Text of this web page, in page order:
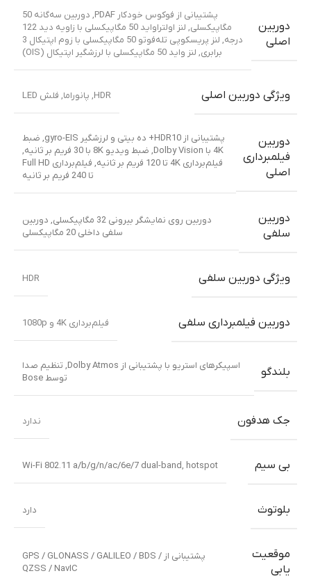
دوربین
اصلی
پشتیبانی از فوکوس خودکار PDAF ,
دوربین سه‌گانه 50
مگاپیکسلی,
لنز اولتراواید 50 مگاپیکسلی با زاویه دید 122
درجه,
لنز پریسکوپی تله‌فوتو 50 مگاپیکسلی با زوم اپتیکال 3
برابری, لنز واید 50 مگاپیکسلی با لرزشگیر اپتیکال (OIS)
ویژگی دوربین اصلی HDR
, پانوراما, فلش LED
دوربین
فیلمبرداری
اصلی
پشتیبانی از HDR10+ ده بیتی و لرزشگیر gyro-EIS , ضبط
4K با Dolby Vision
, ضبط ویدیو 8K با 30 فریم بر ثانیه
,
فیلم‌برداری 4K تا 120 فریم بر ثانیه
,
فیلم‌برداری Full HD
تا 240 فریم بر ثانیه
دوربین
سلفی
دوربین روی نمایشگر بیرونی 32 مگاپیکسلی , دوربین
سلفی داخلی 20 مگاپیکسلی
ویژگی دوربین سلفی HDR
دوربین فیلمبرداری سلفی فیلم‌برداری 4K و 1080p
بلندگو اسپیکرهای استریو با پشتیبانی از Dolby Atmos , تنظیم صدا
توسط Bose
جک هدفون ندارد
بی سیم Wi-Fi 802.11 a/b/g/n/ac/6e/7 dual-band, hotspot
بلوتوث دارد
موقعیت
یابی
پشتیبانی از GPS / GLONASS / GALILEO / BDS /
QZSS / NavIC